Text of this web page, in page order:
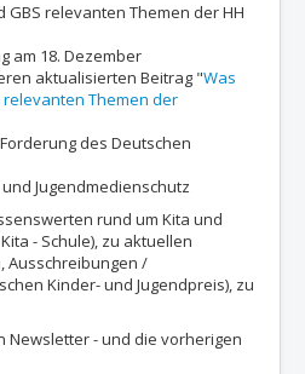
GBS relevanten Themen der HH
am 18. Dezember
aktualisierten Beitrag "Was
relevanten Themen der
des Deutschen
Jugendmedienschutz
rund um Kita und
- Schule), zu aktuellen
Ausschreibungen /
Kinder- und Jugendpreis), zu
Newsletter - und die vorherigen